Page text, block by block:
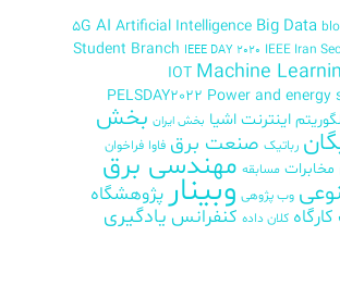
5G AI Artificial Intelligence Big Data
Student Branch IEEE DAY 2020 IEEE Iran
IOT Machine
PELSDAY2022 Power and energy
اینترنت اشیا بخش ایران بخش
رباتیک صنعت برق فاوا فراخوان
مخابرات مسابقه مهندسی برق
وب پژوهی وبینارپژوهشگاه
کارگاه کلان داده کنفرانس یادگیری